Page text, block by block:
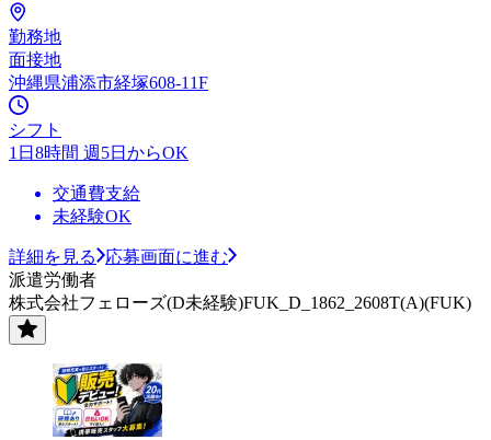
勤務地
面接地
沖縄県浦添市経塚608-11F
シフト
1日8時間 週5日からOK
交通費支給
未経験OK
詳細を見る
応募画面に進む
派遣労働者
株式会社フェローズ(D未経験)FUK_D_1862_2608T(A)(FUK)